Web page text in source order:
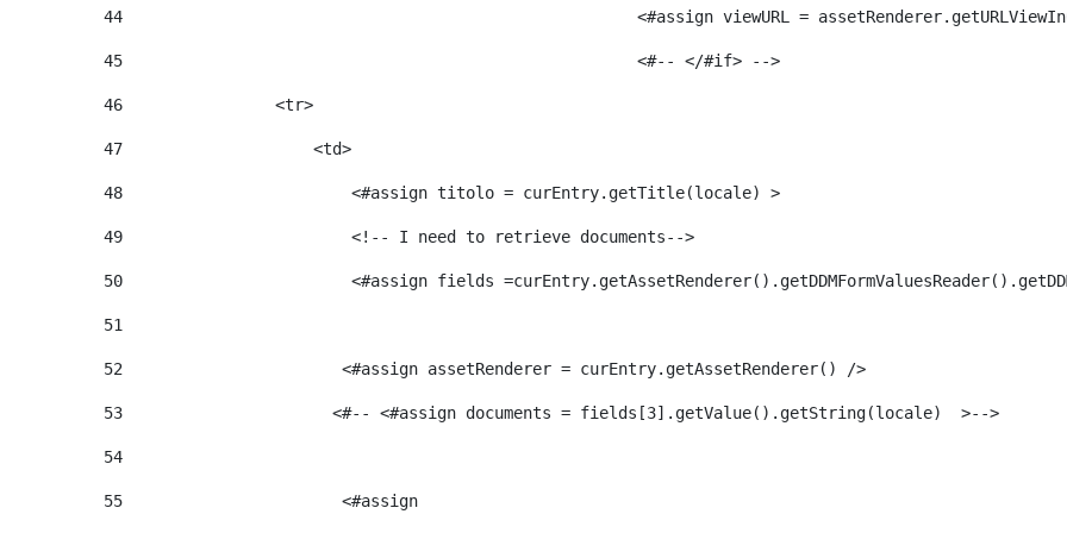
44
<#assign viewURL =
45
							<#-- </#if> -->
46
                <tr>
47
                    <td>
48
                        <#assign titolo = curEntry.getTitle(locale) >
49
                        <!-- I need to retrieve documents-->
50
<#assign fields
51
52
                       <#assign assetRenderer = curEntry.getAssetRenderer() />
53
                      <#-- <#assign documents = fields[3].getValue().getString(locale)  >-->
54
55
                       <#assign